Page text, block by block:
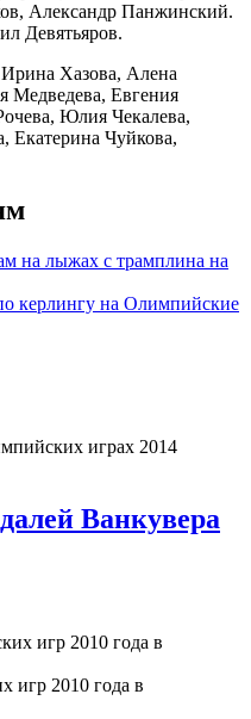
Александр Панжинский.
Девятьяров.
Хазова, Алена
Медведева, Евгения
Юлия Чекалева,
Чуйкова,
на лыжах с трамплина на
керлингу на Олимпийские
Ванкувера
игр 2010 года в